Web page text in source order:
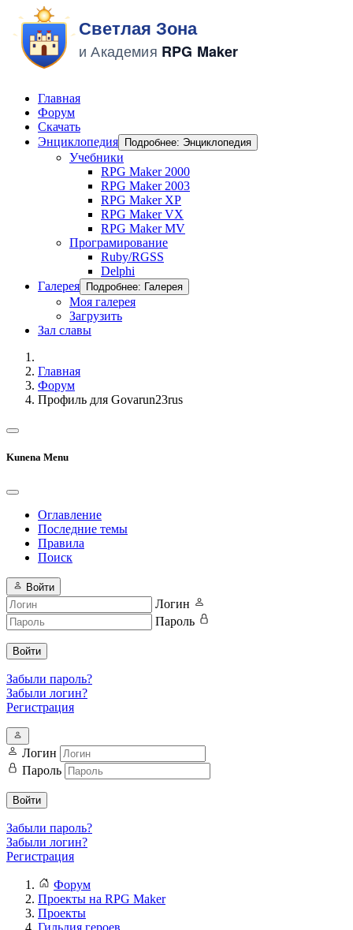
Главная
Форум
Скачать
Энциклопедия
Подробнее: Энциклопедия
Учебники
RPG Maker 2000
RPG Maker 2003
RPG Maker XP
RPG Maker VX
RPG Maker MV
Програмирование
Ruby/RGSS
Delphi
Галерея
Подробнее: Галерея
Моя галерея
Загрузить
Зал славы
Главная
Форум
Профиль для Govarun23rus
Kunena Menu
Оглавление
Последние темы
Правила
Поиск
Войти
Логин
Пароль
Войти
Забыли пароль?
Забыли логин?
Регистрация
Логин
Пароль
Войти
Забыли пароль?
Забыли логин?
Регистрация
Форум
Проекты на RPG Maker
Проекты
Гильдия героев